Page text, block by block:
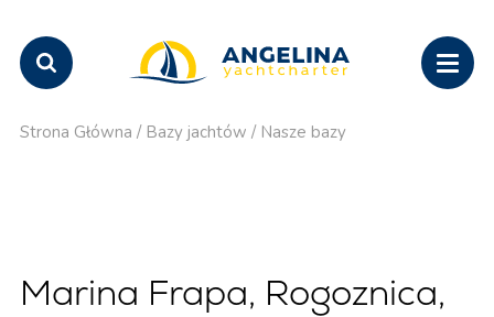
Strona Główna / Bazy jachtów / Nasze bazy
Marina Frapa, Rogoznica,